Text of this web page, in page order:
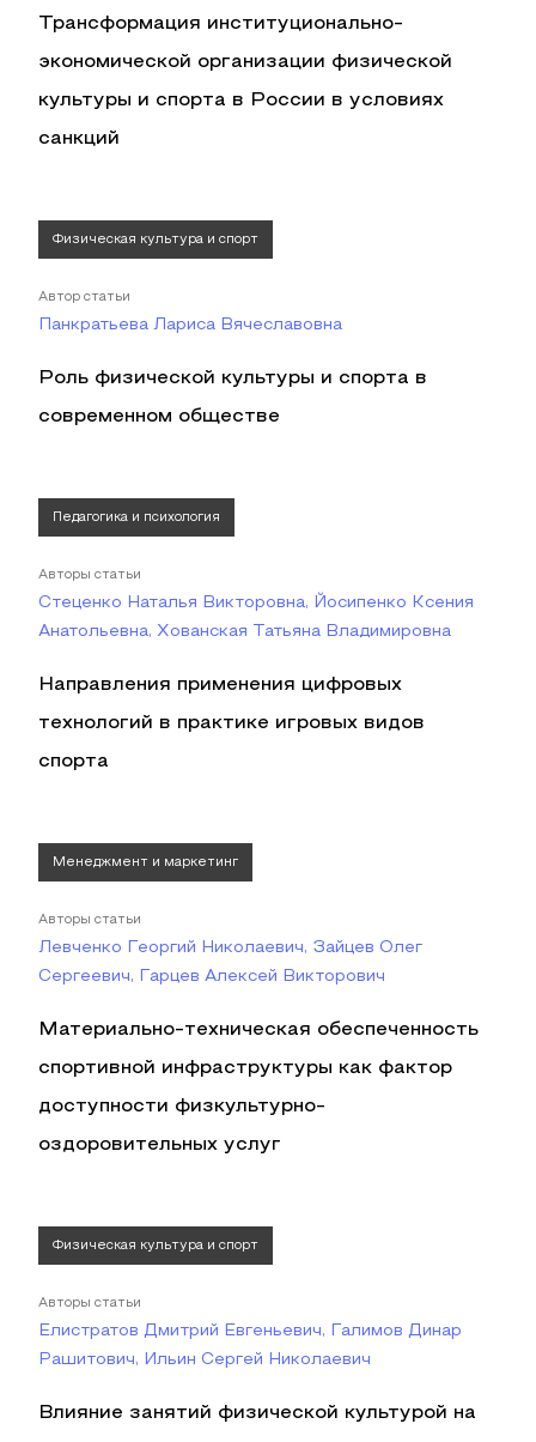
Трансформация институционально-
экономической организации физической
культуры и спорта в России в условиях
санкций
Физическая культура и спорт
Автор статьи
Панкратьева Лариса Вячеславовна
Роль физической культуры и спорта в
современном обществе
Педагогика и психология
Авторы статьи
Стеценко Наталья Викторовна, Йосипенко Ксения
Анатольевна, Хованская Татьяна Владимировна
Направления применения цифровых
технологий в практике игровых видов
спорта
Менеджмент и маркетинг
Авторы статьи
Левченко Георгий Николаевич, Зайцев Олег
Сергеевич, Гарцев Алексей Викторович
Материально-техническая обеспеченность
спортивной инфраструктуры как фактор
доступности физкультурно-
оздоровительных услуг
Физическая культура и спорт
Авторы статьи
Елистратов Дмитрий Евгеньевич, Галимов Динар
Рашитович, Ильин Сергей Николаевич
Влияние занятий физической культурой на